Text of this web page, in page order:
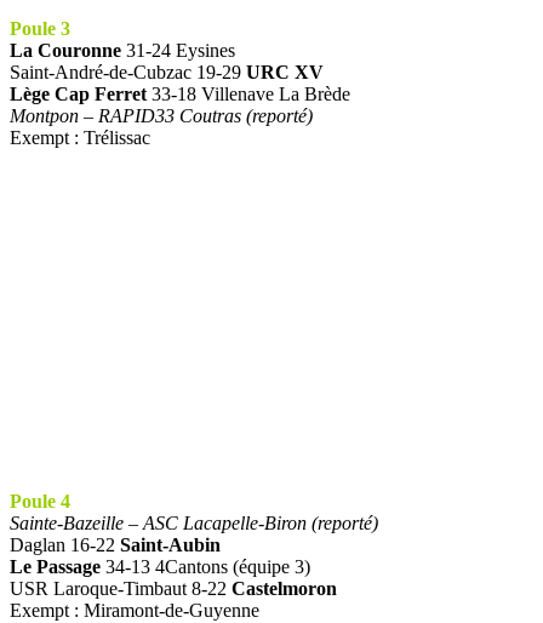
Poule 3
La Couronne 31-24 Eysines
Saint-André-de-Cubzac 19-29 URC XV
Lège Cap Ferret33-18 Villenave La Brède
Montpon – RAPID33 Coutras (reporté)
Exempt : Trélissac
Poule 4
Sainte-Bazeille – ASC Lacapelle-Biron (reporté)
Daglan 16-22 Saint-Aubin
Le Passage 34-13 4Cantons (équipe 3)
USR Laroque-Timbaut 8-22 Castelmoron
Exempt : Miramont-de-Guyenne